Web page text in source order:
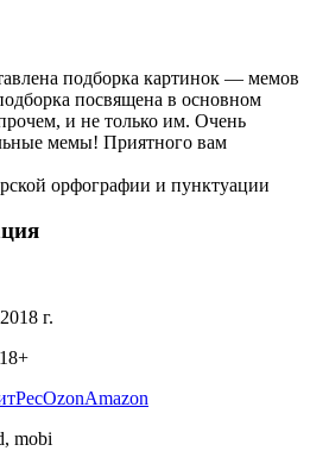
подборка картинок — мемов
посвящена в основном
и не только им. Очень
мемы! Приятного вам
орфографии и пунктуации
г.
18+
OzonAmazon
mobi